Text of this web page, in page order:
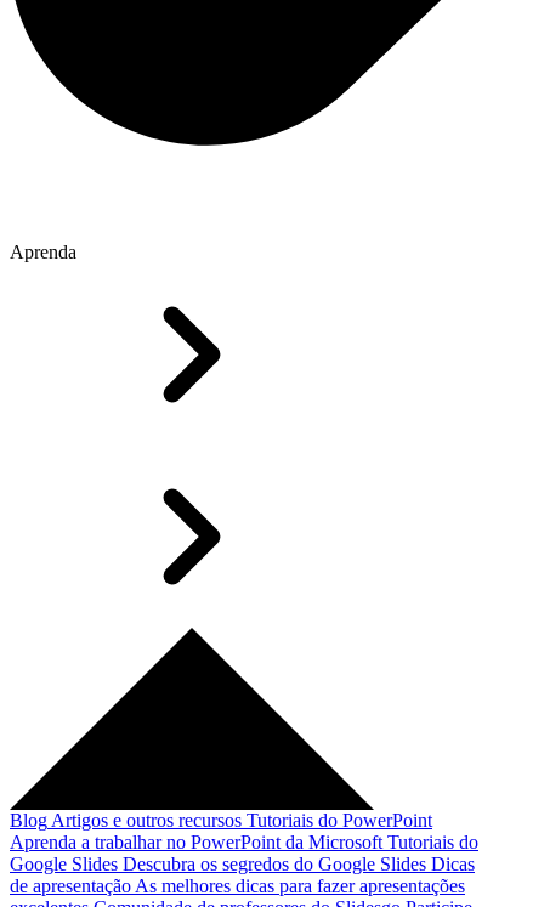
Aprenda
Blog Artigos e outros recursos Tutoriais do PowerPoint
Aprenda a trabalhar no PowerPoint da Microsoft Tutoriais do
Google Slides Descubra os segredos do Google Slides Dicas
de apresentação As melhores dicas para fazer apresentações